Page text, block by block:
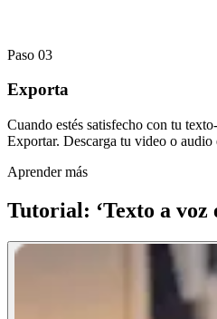
Paso 03
Exporta
Cuando estés satisfecho con tu
Exportar. Descarga tu video o
Aprender más
Tutorial: ‘Texto a voz